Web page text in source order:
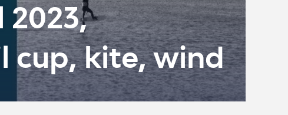
2023,
cup, kite, wind